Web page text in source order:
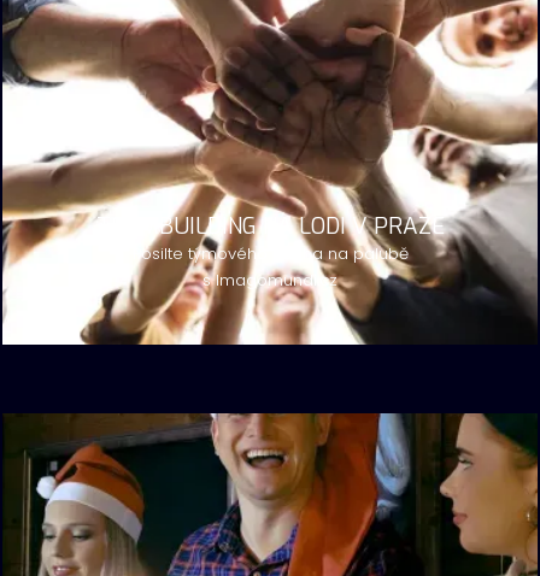
TEAMBUILDING NA LODI V PRAZE
Posilte týmového ducha na palubě
s Imagomundi.cz